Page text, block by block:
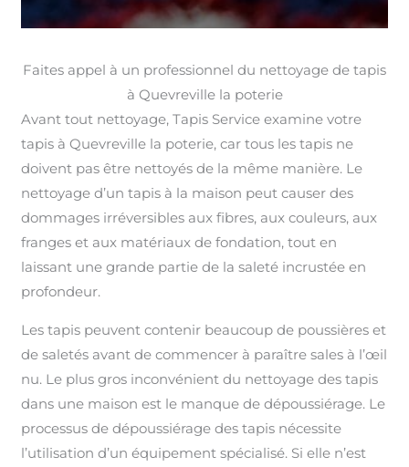
Faites appel à un professionnel du nettoyage de tapis
à Quevreville la poterie
Avant tout nettoyage, Tapis Service examine votre
tapis à Quevreville la poterie, car tous les tapis ne
doivent pas être nettoyés de la même manière. Le
nettoyage d’un tapis à la maison peut causer des
dommages irréversibles aux fibres, aux couleurs, aux
franges et aux matériaux de fondation, tout en
laissant une grande partie de la saleté incrustée en
profondeur.
Les tapis peuvent contenir beaucoup de poussières et
de saletés avant de commencer à paraître sales à l’œil
nu. Le plus gros inconvénient du nettoyage des tapis
dans une maison est le manque de dépoussiérage. Le
processus de dépoussiérage des tapis nécessite
l’utilisation d’un équipement spécialisé. Si elle n’est